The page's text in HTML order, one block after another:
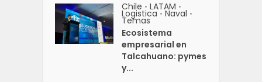
Chile • LATAM •
Logistica • Naval •
Temas
Ecosistema
empresarial en
Talcahuano: pymes
y...